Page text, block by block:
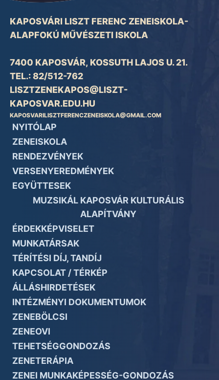
KAPOSVÁRI LISZT FERENC ZENEISKOLA-
ALAPFOKÚ MŰVÉSZETI ISKOLA
7400 KAPOSVÁR, KOSSUTH LAJOS U. 21.
TEL.: 82/512-762
LISZTZENEKAPOS@LISZT-
KAPOSVAR.EDU.HU
KAPOSVARILISZTFERENCZENEISKOLA@GMAIL.COM
NYITÓLAP
ZENEISKOLA
RENDEZVÉNYEK
VERSENYEREDMÉNYEK
EGYÜTTESEK
MUZSIKÁL KAPOSVÁR KULTURÁLIS
ALAPÍTVÁNY
ÉRDEKKÉPVISELET
MUNKATÁRSAK
TÉRÍTÉSI DÍJ, TANDÍJ
KAPCSOLAT / TÉRKÉP
ÁLLÁSHIRDETÉSEK
INTÉZMÉNYI DOKUMENTUMOK
ZENEBÖLCSI
ZENEOVI
TEHETSÉGGONDOZÁS
ZENETERÁPIA
ZENEI MUNKAKÉPESSÉG-GONDOZÁS